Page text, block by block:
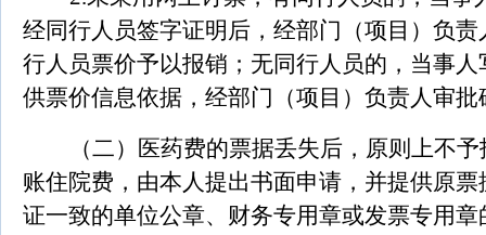
经同行人员签字证明后，经部门（项目）负
行人员票价予以报销；无同行人员的，当事
供票价信息依据，经部门（项目）负责人审
（二）医药费的票据丢失后，原则上不
账住院费，由本人提出书面申请，并提供原
证一致的单位公章、财务专用章或发票专用